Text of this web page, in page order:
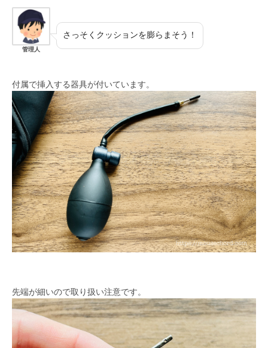
管理人
さっそくクッションを膨らまそう！
付属で挿入する器具が付いています。
先端が細いので取り扱い注意です。